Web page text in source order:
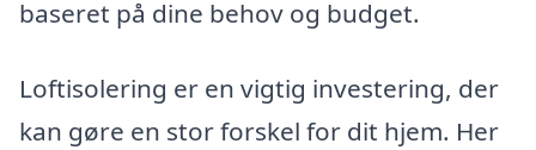
baseret på dine behov og budget.
Loftisolering er en vigtig investering, der
kan gøre en stor forskel for dit hjem. Her